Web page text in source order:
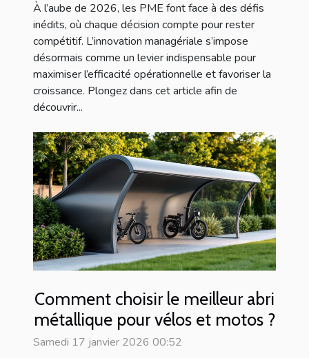
À l’aube de 2026, les PME font face à des défis
inédits, où chaque décision compte pour rester
compétitif. L’innovation managériale s’impose
désormais comme un levier indispensable pour
maximiser l’efficacité opérationnelle et favoriser la
croissance. Plongez dans cet article afin de
découvrir...
Comment choisir le meilleur abri
métallique pour vélos et motos ?
Samedi 17 janvier 2026 00:52